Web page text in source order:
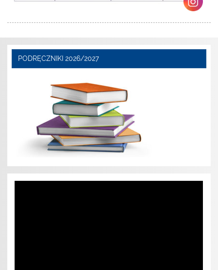
PODRĘCZNIKI 2026/2027